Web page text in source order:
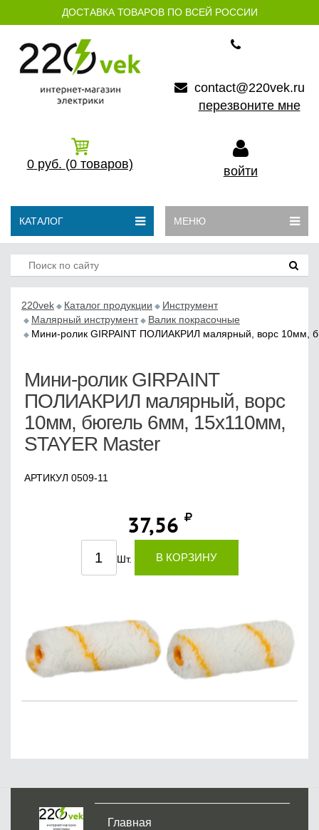
ДОСТАВКА ТОВАРОВ ПО ВСЕЙ РОССИИ
contact@220vek.ru
перезвоните мне
0 руб. (0 товаров) войти
КАТАЛОГ МЕНЮ
220vek Каталог продукции
Инструмент
Малярный инструмент
Валик покрасочные
Мини-ролик GIRPAINT ПОЛИАКРИЛ малярный, ворс 10мм,
Мини-ролик GIRPAINT
ПОЛИАКРИЛ малярный, ворс
10мм, бюгель 6мм, 15х110мм,
STAYER Master
АРТИКУЛ 0509-11
37,56
Шт. В КОРЗИНУ
Главная